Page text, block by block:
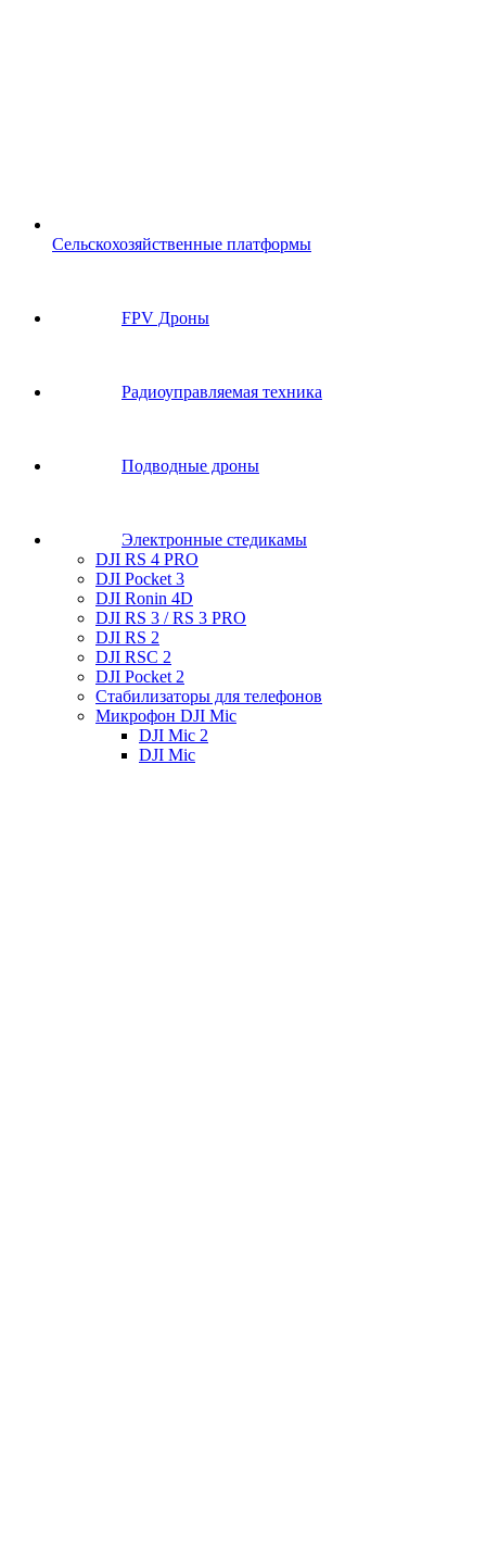
Сельскохозяйственные платформы
FPV Дроны
Радиоуправляемая техника
Подводные дроны
Электронные стедикамы
DJI RS 4 PRO
DJI Pocket 3
DJI Ronin 4D
DJI RS 3 / RS 3 PRO
DJI RS 2
DJI RSC 2
DJI Pocket 2
Стабилизаторы для телефонов
Микрофон DJI Mic
DJI Mic 2
DJI Mic